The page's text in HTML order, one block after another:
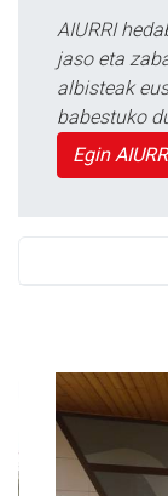
AIURRI
jaso eta
albisteak
babestuko
Egin